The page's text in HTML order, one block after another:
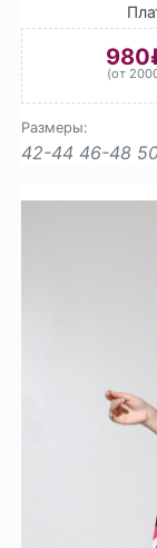
(от
Размеры:
42-44 46-48